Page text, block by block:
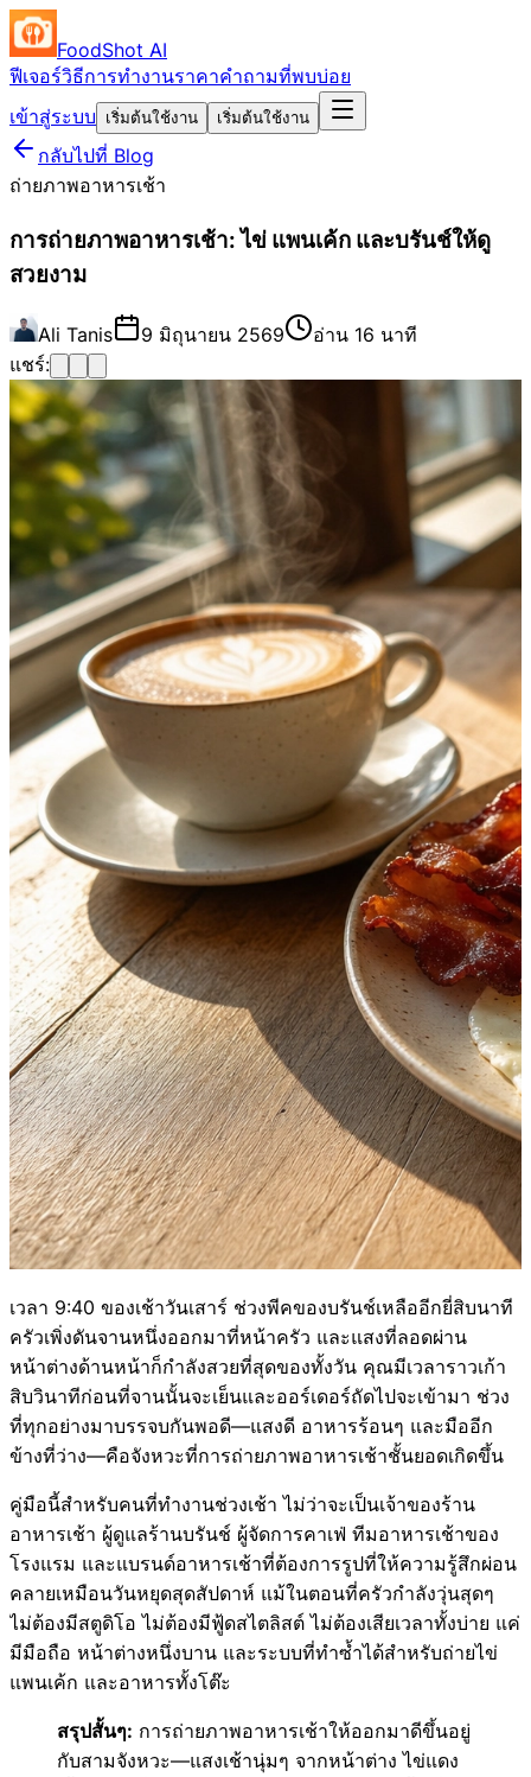
FoodShot AI
ฟีเจอร์วิธีการทำงานราคาคำถามที่พบบ่อย
เข้าสู่ระบบ
เริ่มต้นใช้งาน เริ่มต้นใช้งาน
กลับไปที่ Blog
ถ่ายภาพอาหารเช้า
การถ่ายภาพอาหารเช้า: ไข่ แพนเค้ก และบรันช์ให้ดู
สวยงาม
Ali Tanis 9 มิถุนายน 2569
อ่าน 16 นาที
แชร์:
เวลา 9:40 ของเช้าวันเสาร์ ช่วงพีคของบรันช์เหลืออีกยี่สิบนาที
ครัวเพิ่งดันจานหนึ่งออกมาที่หน้าครัว และแสงที่ลอดผ่าน
หน้าต่างด้านหน้าก็กำลังสวยที่สุดของทั้งวัน คุณมีเวลาราวเก้า
สิบวินาทีก่อนที่จานนั้นจะเย็นและออร์เดอร์ถัดไปจะเข้ามา ช่วง
ที่ทุกอย่างมาบรรจบกันพอดี—แสงดี อาหารร้อนๆ และมืออีก
ข้างที่ว่าง—คือจังหวะที่การถ่ายภาพอาหารเช้าชั้นยอดเกิดขึ้น
คู่มือนี้สำหรับคนที่ทำงานช่วงเช้า ไม่ว่าจะเป็นเจ้าของร้าน
อาหารเช้า ผู้ดูแลร้านบรันช์ ผู้จัดการคาเฟ่ ทีมอาหารเช้าของ
โรงแรม และแบรนด์อาหารเช้าที่ต้องการรูปที่ให้ความรู้สึกผ่อน
คลายเหมือนวันหยุดสุดสัปดาห์ แม้ในตอนที่ครัวกำลังวุ่นสุดๆ
ไม่ต้องมีสตูดิโอ ไม่ต้องมีฟู้ดสไตลิสต์ ไม่ต้องเสียเวลาทั้งบ่าย แค่
มีมือถือ หน้าต่างหนึ่งบาน และระบบที่ทำซ้ำได้สำหรับถ่ายไข่
แพนเค้ก และอาหารทั้งโต๊ะ
สรุปสั้นๆ: การถ่ายภาพอาหารเช้าให้ออกมาดีขึ้นอยู่
กับสามจังหวะ—แสงเช้านุ่มๆ จากหน้าต่าง ไข่แดง